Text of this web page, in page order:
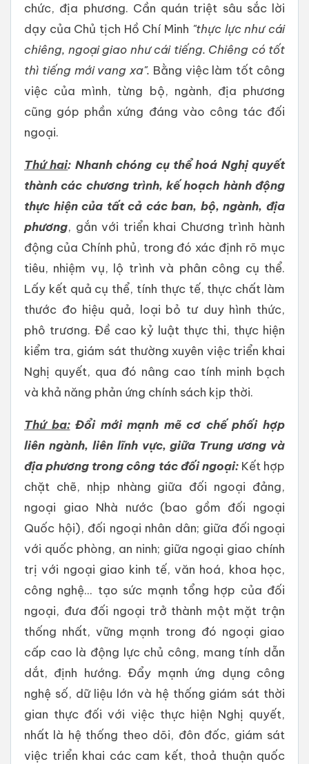
chức, địa phương. Cần quán triệt sâu sắc lời
dạy của Chủ tịch Hồ Chí Minh "thực lực như cái
chiêng, ngoại giao như cái tiếng. Chiêng có tốt
thì tiếng mới vang xa". Bằng việc làm tốt công
việc của mình, từng bộ, ngành, địa phương
cũng góp phần xứng đáng vào công tác đối
ngoại.
Thứ hai: Nhanh chóng cụ thể hoá Nghị quyết
thành các chương trình, kế hoạch hành động
thực hiện của tất cả các ban, bộ, ngành, địa
phương, gắn với triển khai Chương trình hành
động của Chính phủ, trong đó xác định rõ mục
tiêu, nhiệm vụ, lộ trình và phân công cụ thể.
Lấy kết quả cụ thể, tính thực tế, thực chất làm
thước đo hiệu quả, loại bỏ tư duy hình thức,
phô trương. Đề cao kỷ luật thực thi, thực hiện
kiểm tra, giám sát thường xuyên việc triển khai
Nghị quyết, qua đó nâng cao tính minh bạch
và khả năng phản ứng chính sách kịp thời.
Thứ ba: Đổi mới mạnh mẽ cơ chế phối hợp
liên ngành, liên lĩnh vực, giữa Trung ương và
địa phương trong công tác đối ngoại:Kết hợp
chặt chẽ, nhịp nhàng giữa đối ngoại đảng,
ngoại giao Nhà nước (bao gồm đối ngoại
Quốc hội), đối ngoại nhân dân; giữa đối ngoại
với quốc phòng, an ninh; giữa ngoại giao chính
trị với ngoại giao kinh tế, văn hoá, khoa học,
công nghệ... tạo sức mạnh tổng hợp của đối
ngoại, đưa đối ngoại trở thành một mặt trận
thống nhất, vững mạnh trong đó ngoại giao
cấp cao là động lực chủ công, mang tính dẫn
dắt, định hướng. Đẩy mạnh ứng dụng công
nghệ số, dữ liệu lớn và hệ thống giám sát thời
gian thực đối với việc thực hiện Nghị quyết,
nhất là hệ thống theo dõi, đôn đốc, giám sát
việc triển khai các cam kết, thoả thuận quốc